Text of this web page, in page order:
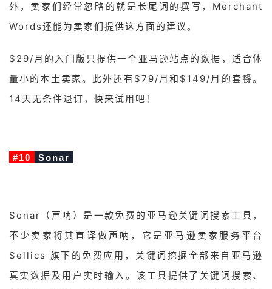
外，卖家们经常忽略的就是长尾词的撰写，Merchant
Words还能为卖家们提供这方面的建议。
$29/月的入门版只提供一个亚马逊站点的数据，适合体
量小的本土卖家。此外还有$79/月和$149/月的套餐。
14天无条件退订，快来试用吧！
#10 Sonar
Sonar（声呐）是一款免费的亚马逊关键词搜索工具，
不少卖家将其直译做声呐，它是亚马逊卖家服务平台
Sellics 旗下的免费应用，关键词挖掘全部来自亚马逊
真实数据及用户实时输入。该工具提供了关键词搜索、